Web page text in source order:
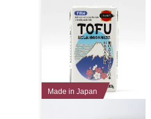
Made in Japan